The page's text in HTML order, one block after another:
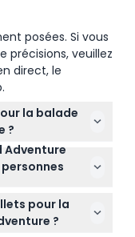
posées. Si vous
précisions, veuillez
direct, le
la balade
?
et
conditions
vous serez sur
veste
Adventure
à 14 ans mais
adulte et inclus
de 15 ans
pour la
?